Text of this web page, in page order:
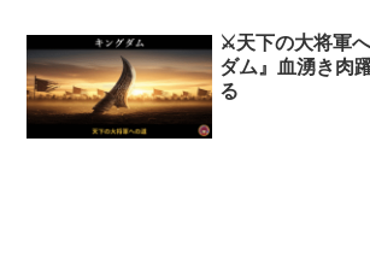
⚔️天下の大将軍
ダム』血湧き肉
る